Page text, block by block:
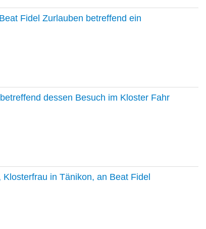
Fidel Zurlauben betreffend ein
dessen Besuch im Kloster Fahr
in Tänikon, an Beat Fidel